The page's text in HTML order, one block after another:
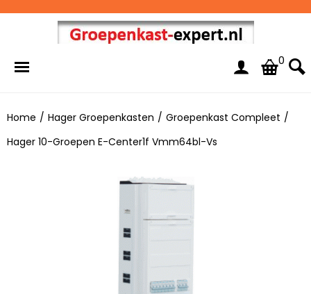
0
Home / Hager Groepenkasten / Groepenkast Compleet /
Hager 10-Groepen E-Center1f Vmm64bl-Vs